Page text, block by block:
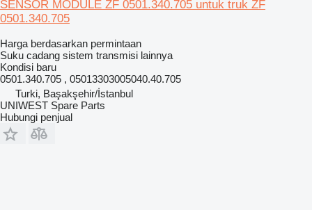
SENSOR MODULE ZF 0501.340.705 untuk truk ZF
0501.340.705
Harga berdasarkan permintaan
Suku cadang sistem transmisi lainnya
Kondisi baru
0501.340.705 , 05013303005040.40.705
Turki, Başakşehir/İstanbul
UNIWEST Spare Parts
Hubungi penjual